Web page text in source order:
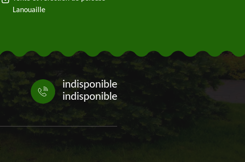
Lanouaille
indisponible
indisponible